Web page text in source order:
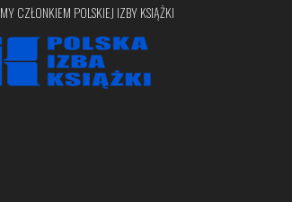
CZŁONKIEM POLSKIEJ IZBY KSIĄŻKI